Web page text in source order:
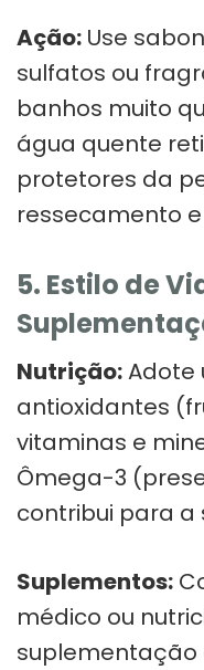
Ação: Use
sulfatos ou
banhos muito
água quente
protetores da
ressecamento
5. Estilo de
Nutrição:Adote
antioxidantes
vitaminas e
Ômega-3
contribui para a
Suplementos:
médico ou
suplementação